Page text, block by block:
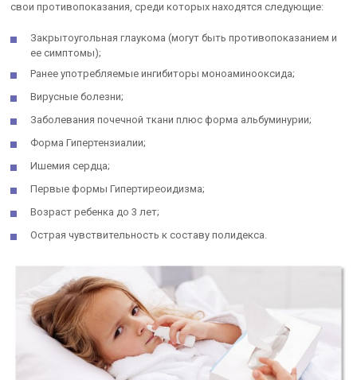
свои противопоказания, среди которых находятся следующие:
Закрытоугольная глаукома (могут быть противопоказанием и
ее симптомы);
Ранее употребляемые ингибиторы моноаминооксида;
Вирусные болезни;
Заболевания почечной ткани плюс форма альбуминурии;
Форма Гипертензиалии;
Ишемия сердца;
Первые формы Гипертиреоидизма;
Возраст ребенка до 3 лет;
Острая чувствительность к составу полидекса.